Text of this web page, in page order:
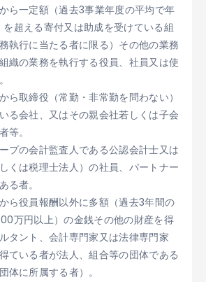
ら一定額（過去3事業年度の平均で年
を超える寄付又は助成を受けている組
執行に当たる者に限る）その他の業務
織の業務を執行する役員、社員又は使
ら取締役（常勤・非常勤を問わない）
る会社、又はその親会社若しくは子会
等。
プの会計監査人である公認会計士又は
くは税理士法人）の社員、パートナー
る者。
ら役員報酬以外に多額（過去3年間の
万円以上）の金銭その他の財産を得
タント、会計専門家又は法律専門家
ている者が法人、組合等の団体である
体に所属する者）。